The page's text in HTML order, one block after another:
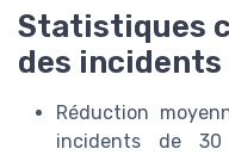
Statistiques
des incidents
Réduction
incidents de